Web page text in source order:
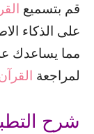
قم بتسميع
على الذكاء
مما يساعدك
لمراجعة
شرح